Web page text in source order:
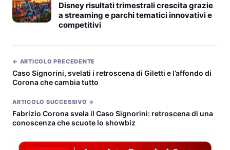
Disney risultati trimestrali crescita grazie
a streaming e parchi tematici innovativi e
competitivi
← ARTICOLO PRECEDENTE
Caso Signorini, svelati i retroscena di Giletti e l’affondo di
Corona che cambia tutto
ARTICOLO SUCCESSIVO →
Fabrizio Corona svela il Caso Signorini: retroscena di una
conoscenza che scuote lo showbiz